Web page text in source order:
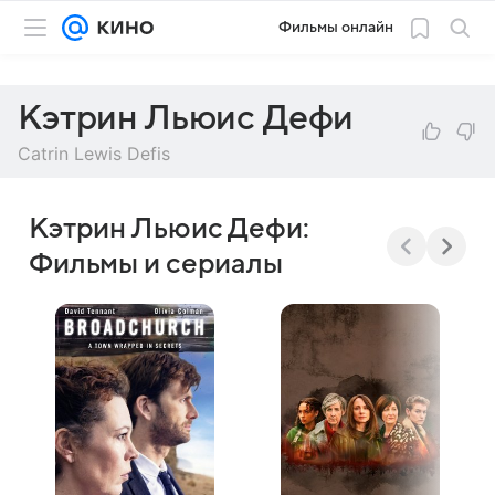
Фильмы онлайн
Кэтрин Льюис Дефи
Catrin Lewis Defis
Кэтрин Льюис Дефи:
Фильмы и сериалы